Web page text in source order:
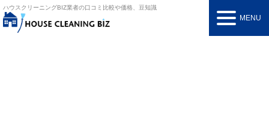
ハウスクリーニングBIZ業者の口コミ比較や価格、豆知識
MENU